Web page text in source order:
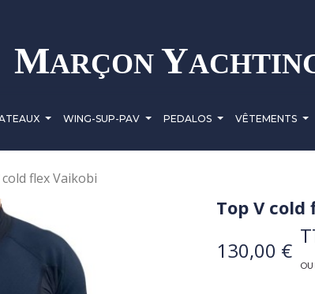
MARÇON Y
WING-SUP-PAV PEDALOS VÊTEMENTS
flex Vaikobi
Top V cold
130,00 €
OU